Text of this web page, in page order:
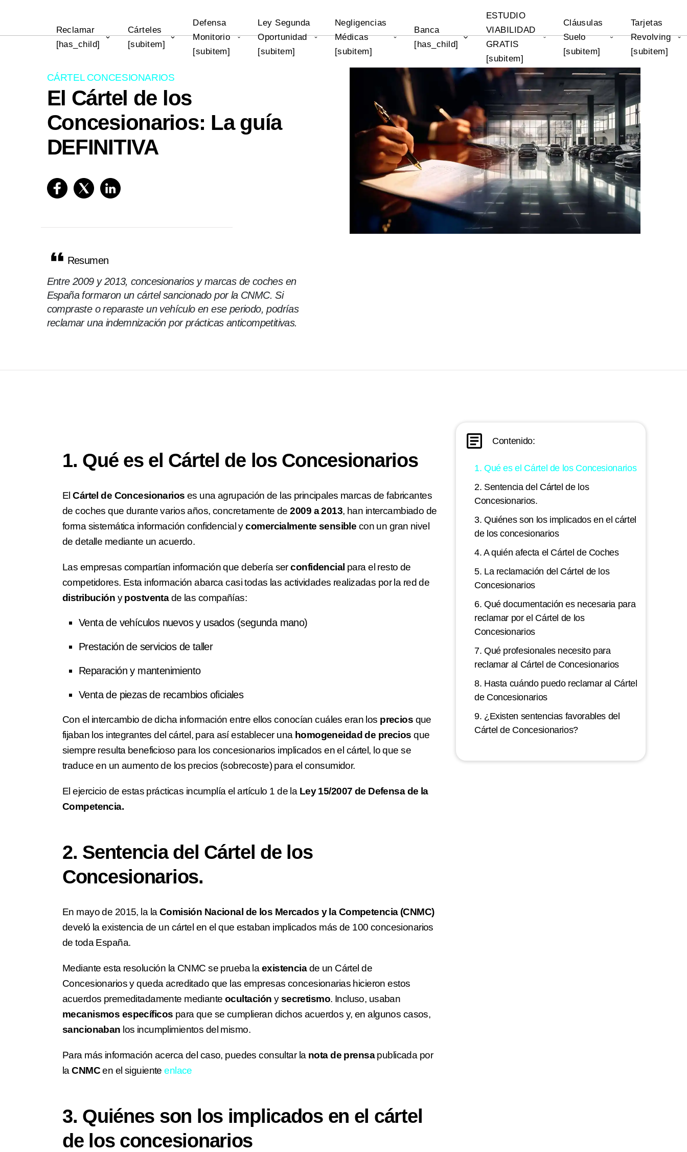
Reclamar
[has_child]
Cárteles
[subitem]
Defensa
Monitorio
[subitem]
Ley Segunda
Oportunidad
[subitem]
Negligencias
Médicas
[subitem]
Banca
[has_child]
ESTUDIO
VIABILIDAD
GRATIS
[subitem]
Cláusulas
Suelo
[subitem]
Tarjetas
Revolving
[subitem]
CÁRTEL CONCESIONARIOS
El Cártel de los
Concesionarios: La guía
DEFINITIVA
Resumen
Entre 2009 y 2013, concesionarios y marcas de coches en
España formaron un cártel sancionado por la CNMC. Si
compraste o reparaste un vehículo en ese periodo, podrías
reclamar una indemnización por prácticas anticompetitivas.
1. Qué es el Cártel de los Concesionarios
ElCártel de Concesionarios es una agrupación de las principales marcas de fabricantes
de coches que durante varios años, concretamente de2009 a 2013, han intercambiado de
forma sistemática información confidencial ycomercialmente sensible con un gran nivel
de detalle mediante un acuerdo.
Las empresas compartían información que debería serconfidencial para el resto de
competidores. Esta información abarca casi todas las actividades realizadas por la red de
distribución ypostventade las compañías:
Venta de vehículos nuevos y usados (segunda mano)
Prestación de servicios de taller
Reparación y mantenimiento
Venta de piezas de recambios oficiales
Con el intercambio de dicha información entre ellos conocían cuáles eran los precios que
fijaban los integrantes del cártel, para así establecer una homogeneidad de preciosque
siempre resulta beneficioso para los concesionarios implicados en el cártel, lo que se
traduce en un aumento de los precios (sobrecoste) para el consumidor.
El ejercicio de estas prácticas incumplía el artículo 1 de la Ley 15/2007 de Defensa de la
Competencia.
2. Sentencia del Cártel de los
Concesionarios.
En mayo de 2015, la la Comisión Nacional de los Mercados y la Competencia (CNMC)
develó la existencia de un cártel en el que estaban implicados más de 100 concesionarios
de toda España.
Mediante esta resolución la CNMC se prueba la existenciade un Cártel de
Concesionarios y queda acreditado que las empresas concesionarias hicieron estos
acuerdos premeditadamente medianteocultación ysecretismo. Incluso, usaban
mecanismos específicos para que se cumplieran dichos acuerdos y, en algunos casos,
sancionaban los incumplimientos del mismo.
Para más información acerca del caso, puedes consultar la nota de prensapublicada por
laCNMCen el siguienteenlace
3. Quiénes son los implicados en el cártel
de los concesionarios
Contenido:
1. Qué es el Cártel de los Concesionarios
2. Sentencia del Cártel de los
Concesionarios.
3. Quiénes son los implicados en el cártel
de los concesionarios
4. A quién afecta el Cártel de Coches
5. La reclamación del Cártel de los
Concesionarios
6. Qué documentación es necesaria para
reclamar por el Cártel de los
Concesionarios
7. Qué profesionales necesito para
reclamar al Cártel de Concesionarios
8. Hasta cuándo puedo reclamar al Cártel
de Concesionarios
9. ¿Existen sentencias favorables del
Cártel de Concesionarios?